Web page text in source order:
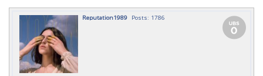
Reputation1989 Posts: 1786